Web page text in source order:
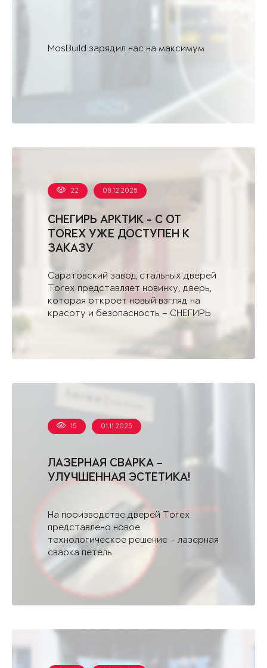
MosBuild зарядил нас на максимум
СНЕГИРЬ АРКТИК - С ОТ
TOREX УЖЕ ДОСТУПЕН К
ЗАКАЗУ
22 08.12.2025
Саратовский завод стальных дверей
Torex представляет новинку, дверь,
которая откроет новый взгляд на
красоту и безопасность – СНЕГИРЬ
ЛАЗЕРНАЯ СВАРКА –
УЛУЧШЕННАЯ ЭСТЕТИКА!
15 01.11.2025
На производстве дверей Torex
представлено новое
технологическое решение – лазерная
сварка петель.